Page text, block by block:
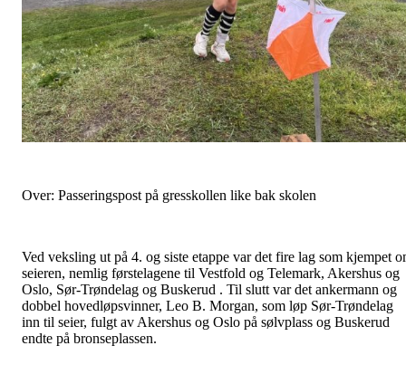
Over: Passeringspost på gresskollen like bak skolen
Ved veksling ut på 4. og siste etappe var det fire lag som kjempet
seieren, nemlig førstelagene til Vestfold og Telemark, Akershus og
Oslo, Sør-Trøndelag og Buskerud . Til slutt var det ankermann og
dobbel hovedløpsvinner, Leo B. Morgan, som løp Sør-Trøndelag
inn til seier, fulgt av Akershus og Oslo på sølvplass og Buskerud
endte på bronseplassen.